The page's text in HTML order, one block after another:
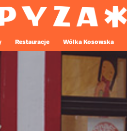
Restauracje Wólka Kosowska